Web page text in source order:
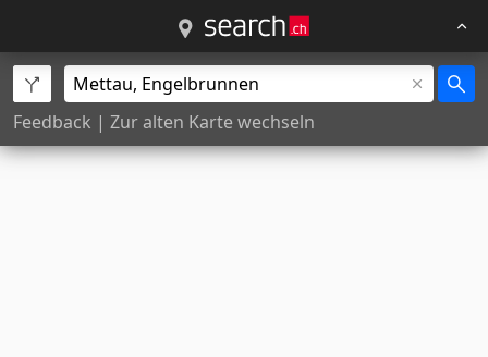
Feedback | Zur alten Karte wechseln